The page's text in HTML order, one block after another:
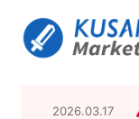
ビ
ゲ
ン
テ
2026.03.17